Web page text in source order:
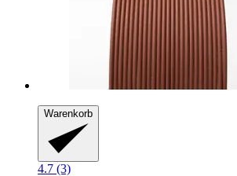
Warenkorb
4.7 (3)